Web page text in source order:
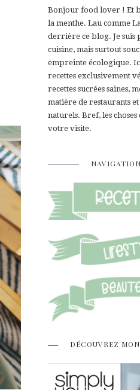
Bonjour food lover ! Et
la menthe. Lau comme
derrière ce blog. Je suis
cuisine, mais surtout
empreinte écologique.
recettes exclusivement
recettes sucrées saines,
matière de restaurants et
naturels. Bref, les
votre visite.
DÉCOUVREZ